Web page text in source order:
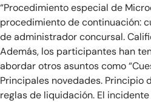
“Procedimiento especial de
procedimiento de continuación:
de administrador concursal.
Además, los participantes han
abordar otros asuntos como
Principales novedades. Principio
reglas de liquidación. El incidente